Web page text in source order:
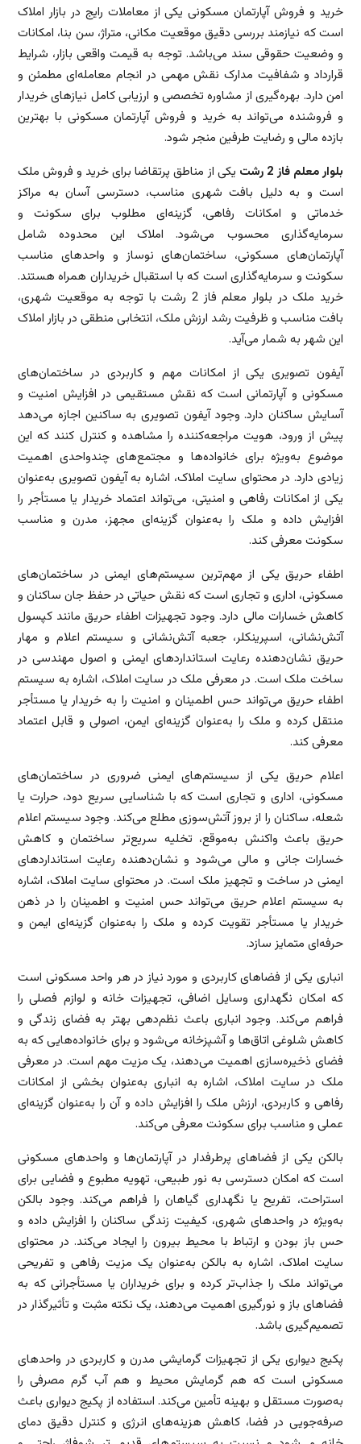
خرید و فروش آپارتمان مسکونی یکی از معاملات رایج در بازار املاک
است که نیازمند بررسی دقیق موقعیت مکانی، متراژ، سن بنا، امکانات
و وضعیت حقوقی سند می‌باشد. توجه به قیمت واقعی بازار، شرایط
قرارداد و شفافیت مدارک نقش مهمی در انجام معامله‌ای مطمئن و
امن دارد. بهره‌گیری از مشاوره تخصصی و ارزیابی کامل نیازهای خریدار
و فروشنده می‌تواند به خرید و فروش آپارتمان مسکونی با بهترین
بازده مالی و رضایت طرفین منجر شود.
بلوار معلم فاز 2 رشت
یکی از مناطق پرتقاضا برای خرید و فروش ملک
است و به دلیل بافت شهری مناسب، دسترسی آسان به مراکز
خدماتی و امکانات رفاهی، گزینه‌ای مطلوب برای سکونت و
سرمایه‌گذاری محسوب می‌شود. املاک این محدوده شامل
آپارتمان‌های مسکونی، ساختمان‌های نوساز و واحدهای مناسب
سکونت و سرمایه‌گذاری است که با استقبال خریداران همراه هستند.
خرید ملک در بلوار معلم فاز 2 رشت با توجه به موقعیت شهری،
بافت مناسب و ظرفیت رشد ارزش ملک، انتخابی منطقی در بازار املاک
این شهر به شمار می‌آید.
آیفون تصویری یکی از امکانات مهم و کاربردی در ساختمان‌های
مسکونی و آپارتمانی است که نقش مستقیمی در افزایش امنیت و
آسایش ساکنان دارد. وجود آیفون تصویری به ساکنین اجازه می‌دهد
پیش از ورود، هویت مراجعه‌کننده را مشاهده و کنترل کنند که این
موضوع به‌ویژه برای خانواده‌ها و مجتمع‌های چندواحدی اهمیت
زیادی دارد. در محتوای سایت املاک، اشاره به آیفون تصویری به‌عنوان
یکی از امکانات رفاهی و امنیتی، می‌تواند اعتماد خریدار یا مستأجر را
افزایش داده و ملک را به‌عنوان گزینه‌ای مجهز، مدرن و مناسب
سکونت معرفی کند.
اطفاء حریق یکی از مهم‌ترین سیستم‌های ایمنی در ساختمان‌های
مسکونی، اداری و تجاری است که نقش حیاتی در حفظ جان ساکنان و
کاهش خسارات مالی دارد. وجود تجهیزات اطفاء حریق مانند کپسول
آتش‌نشانی، اسپرینکلر، جعبه آتش‌نشانی و سیستم اعلام و مهار
حریق نشان‌دهنده رعایت استانداردهای ایمنی و اصول مهندسی در
ساخت ملک است. در معرفی ملک در سایت املاک، اشاره به سیستم
اطفاء حریق می‌تواند حس اطمینان و امنیت را به خریدار یا مستأجر
منتقل کرده و ملک را به‌عنوان گزینه‌ای ایمن، اصولی و قابل اعتماد
معرفی کند.
اعلام حریق یکی از سیستم‌های ایمنی ضروری در ساختمان‌های
مسکونی، اداری و تجاری است که با شناسایی سریع دود، حرارت یا
شعله، ساکنان را از بروز آتش‌سوزی مطلع می‌کند. وجود سیستم اعلام
حریق باعث واکنش به‌موقع، تخلیه سریع‌تر ساختمان و کاهش
خسارات جانی و مالی می‌شود و نشان‌دهنده رعایت استانداردهای
ایمنی در ساخت و تجهیز ملک است. در محتوای سایت املاک، اشاره
به سیستم اعلام حریق می‌تواند حس امنیت و اطمینان را در ذهن
خریدار یا مستأجر تقویت کرده و ملک را به‌عنوان گزینه‌ای ایمن و
حرفه‌ای متمایز سازد.
انباری یکی از فضاهای کاربردی و مورد نیاز در هر واحد مسکونی است
که امکان نگهداری وسایل اضافی، تجهیزات خانه و لوازم فصلی را
فراهم می‌کند. وجود انباری باعث نظم‌دهی بهتر به فضای زندگی و
کاهش شلوغی اتاق‌ها و آشپزخانه می‌شود و برای خانواده‌هایی که به
فضای ذخیره‌سازی اهمیت می‌دهند، یک مزیت مهم است. در معرفی
ملک در سایت املاک، اشاره به انباری به‌عنوان بخشی از امکانات
رفاهی و کاربردی، ارزش ملک را افزایش داده و آن را به‌عنوان گزینه‌ای
عملی و مناسب برای سکونت معرفی می‌کند.
بالکن یکی از فضاهای پرطرفدار در آپارتمان‌ها و واحدهای مسکونی
است که امکان دسترسی به نور طبیعی، تهویه مطبوع و فضایی برای
استراحت، تفریح یا نگهداری گیاهان را فراهم می‌کند. وجود بالکن
به‌ویژه در واحدهای شهری، کیفیت زندگی ساکنان را افزایش داده و
حس باز بودن و ارتباط با محیط بیرون را ایجاد می‌کند. در محتوای
سایت املاک، اشاره به بالکن به‌عنوان یک مزیت رفاهی و تفریحی
می‌تواند ملک را جذاب‌تر کرده و برای خریداران یا مستأجرانی که به
فضاهای باز و نورگیری اهمیت می‌دهند، یک نکته مثبت و تأثیرگذار در
تصمیم‌گیری باشد.
پکیج دیواری یکی از تجهیزات گرمایشی مدرن و کاربردی در واحدهای
مسکونی است که هم گرمایش محیط و هم آب گرم مصرفی را
به‌صورت مستقل و بهینه تأمین می‌کند. استفاده از پکیج دیواری باعث
صرفه‌جویی در فضا، کاهش هزینه‌های انرژی و کنترل دقیق دمای